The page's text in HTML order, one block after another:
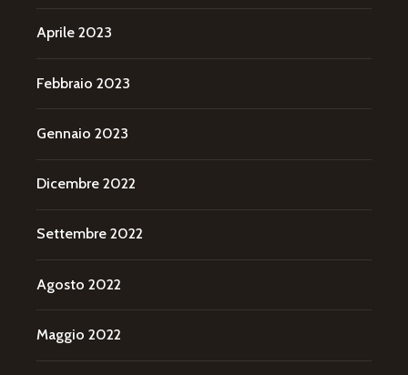
Aprile 2023
Febbraio 2023
Gennaio 2023
Dicembre 2022
Settembre 2022
Agosto 2022
Maggio 2022